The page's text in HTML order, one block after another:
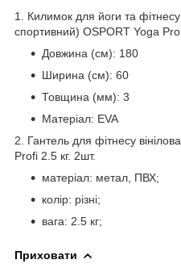
1. Килимок для йоги та
спортивний) OSPORT Yoga
Довжина (см): 180
Ширина (см): 60
Товщина (мм): 3
Матеріал: EVA
2. Гантель для фітнесу
Profi 2.5 кг. 2шт.
матеріал: метал, ПВХ;
колір: різні;
вага: 2.5 кг;
Приховати